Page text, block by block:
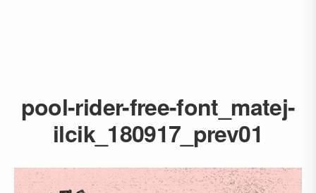
pool-rider-free-font_matej-
ilcik_180917_prev01